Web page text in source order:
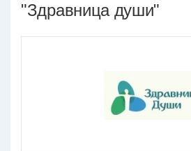
"Здравница души"